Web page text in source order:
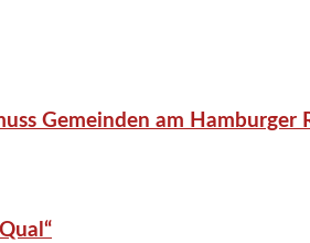
Gemeinden am Hamburger